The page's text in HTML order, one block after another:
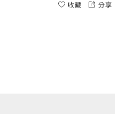
挑戰現狀，改變
收藏 分享